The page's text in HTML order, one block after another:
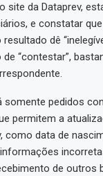
site da Dataprev,
e constatar
dê
“contestar”,
somente pedidos
permitem a
como data de
de outros